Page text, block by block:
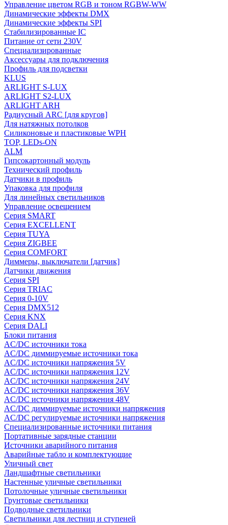
Управление цветом RGB и тоном RGBW-WW
Динамические эффекты DMX
Динамические эффекты SPI
Стабилизированные IC
Питание от сети 230V
Специализированные
Аксессуары для подключения
Профиль для подсветки
KLUS
ARLIGHT S-LUX
ARLIGHT S2-LUX
ARLIGHT ARH
Радиусный ARC [для кругов]
Для натяжных потолков
Силиконовые и пластиковые WPH
TOP, LEDs-ON
ALM
Гипсокартонный модуль
Технический профиль
Датчики в профиль
Упаковка для профиля
Для линейных светильников
Управление освещением
Серия SMART
Серия EXCELLENT
Серия TUYA
Серия ZIGBEE
Серия COMFORT
Диммеры, выключатели [датчик]
Датчики движения
Серия SPI
Серия TRIAC
Серия 0-10V
Серия DMX512
Серия KNX
Серия DALI
Блоки питания
AC/DC источники тока
AC/DC диммируемые источники тока
AC/DC источники напряжения 5V
AC/DC источники напряжения 12V
AC/DC источники напряжения 24V
AC/DC источники напряжения 36V
AC/DC источники напряжения 48V
AC/DC диммируемые источники напряжения
AC/DC регулируемые источники напряжения
Специализированные источники питания
Портативные зарядные станции
Источники аварийного питания
Аварийные табло и комплектующие
Уличный свет
Ландшафтные светильники
Настенные уличные светильники
Потолочные уличные светильники
Грунтовые светильники
Подводные светильники
Светильники для лестниц и ступеней